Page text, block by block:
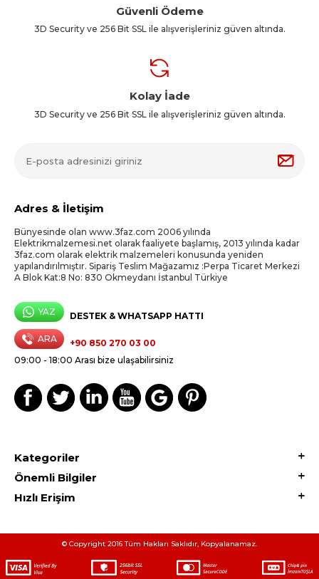
Güvenli Ödeme
3D Security ve 256 Bit SSL ile alışverişleriniz güven altında.
Kolay İade
3D Security ve 256 Bit SSL ile alışverişleriniz güven altında.
Adres & İletişim
Bünyesinde olan www.3faz.com 2006 yılında
Elektrikmalzemesi.net olarak faaliyete başlamış, 2013 yılında kadar
3faz.com olarak elektrik malzemeleri konusunda yeniden
yapılandırılmıştır. Sipariş Teslim Mağazamız :Perpa Ticaret Merkezi
A Blok Kat:8 No: 830 Okmeydanı İstanbul Türkiye
YAZ DESTEK & WHATSAPP HATTI
ARA
+90 850 270 03 00
09:00 - 18:00 Arası bize ulaşabilirsiniz
Kategoriler
Önemli Bilgiler
Hızlı Erişim
© Copyright 2016 Tüm Hakları Saklıdır, Kopyalanamaz.